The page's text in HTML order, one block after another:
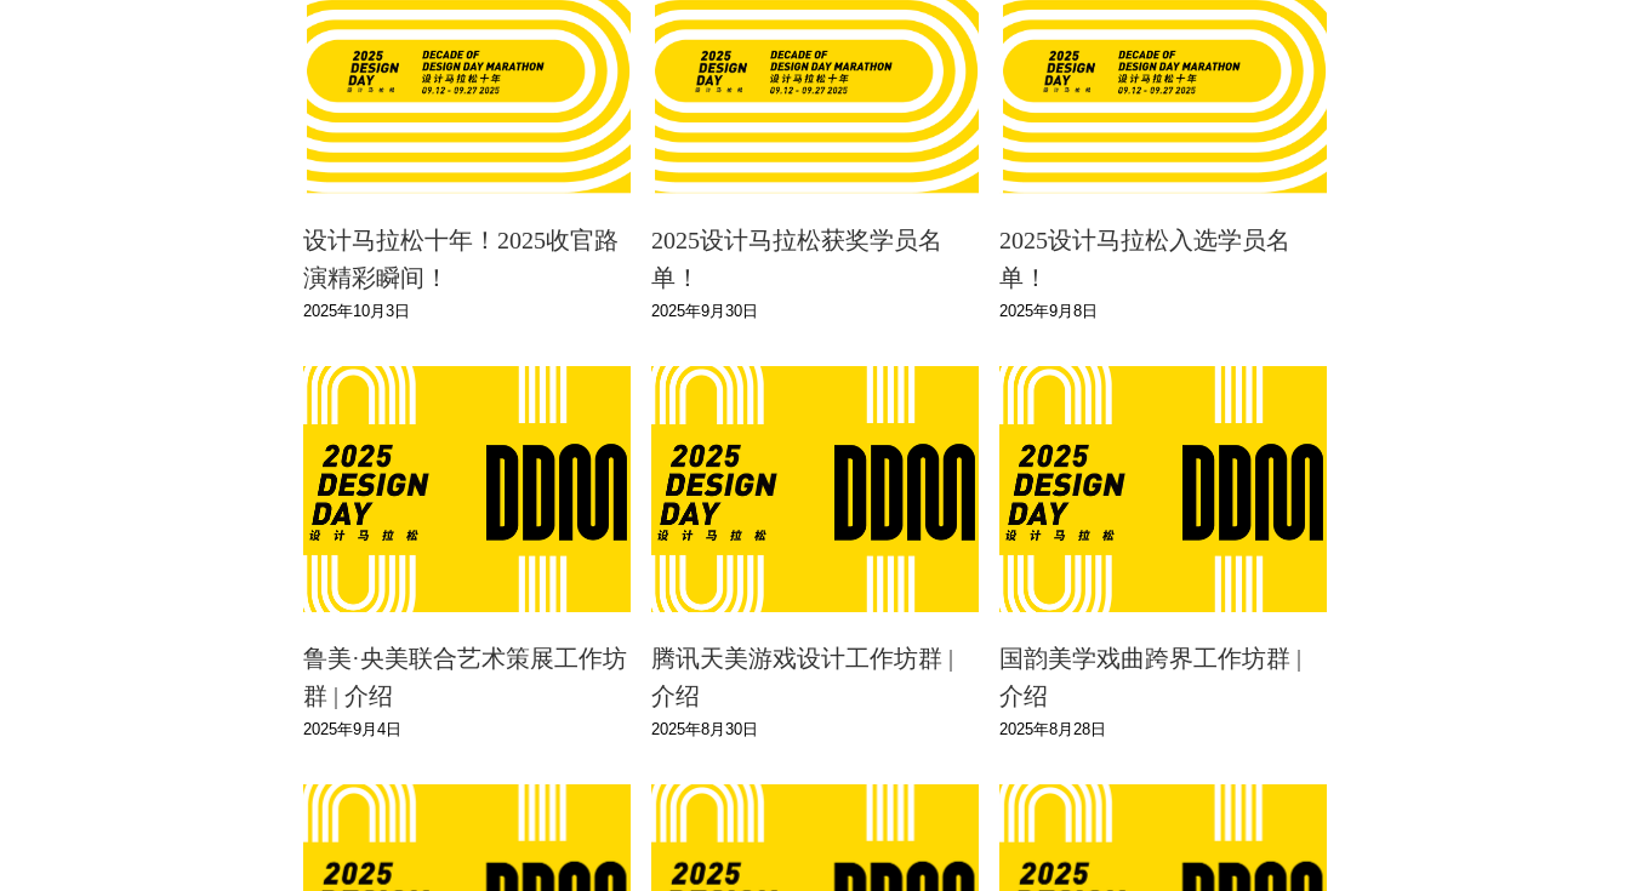
设计马拉松十年！2025收官路
演精彩瞬间！
2025年10月3日
2025设计马拉松获奖学员名
单！
2025年9月30日
2025设计马拉松入选学员名
单！
2025年9月8日
鲁美·央美联合艺术策展工作坊
群 | 介绍
2025年9月4日
腾讯天美游戏设计工作坊群 |
介绍
2025年8月30日
国韵美学戏曲跨界工作坊群 |
介绍
2025年8月28日